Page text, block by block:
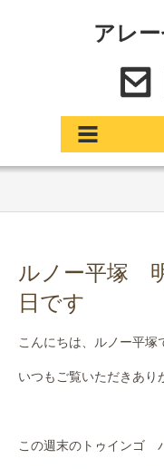
アレ
中古車
サービス
ルノー平塚
日です
こんにちは、ルノー平塚
いつもご覧いただきあり
この週末のトゥインゴ